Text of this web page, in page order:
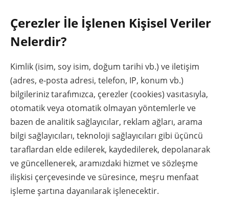
Çerezler İle İşlenen Kişisel Veriler
Nelerdir?
Kimlik (isim, soy isim, doğum tarihi vb.) ve iletişim
(adres, e-posta adresi, telefon, IP, konum vb.)
bilgileriniz tarafımızca, çerezler (cookies) vasıtasıyla,
otomatik veya otomatik olmayan yöntemlerle ve
bazen de analitik sağlayıcılar, reklam ağları, arama
bilgi sağlayıcıları, teknoloji sağlayıcıları gibi üçüncü
taraflardan elde edilerek, kaydedilerek, depolanarak
ve güncellenerek, aramızdaki hizmet ve sözleşme
ilişkisi çerçevesinde ve süresince, meşru menfaat
işleme şartına dayanılarak işlenecektir.